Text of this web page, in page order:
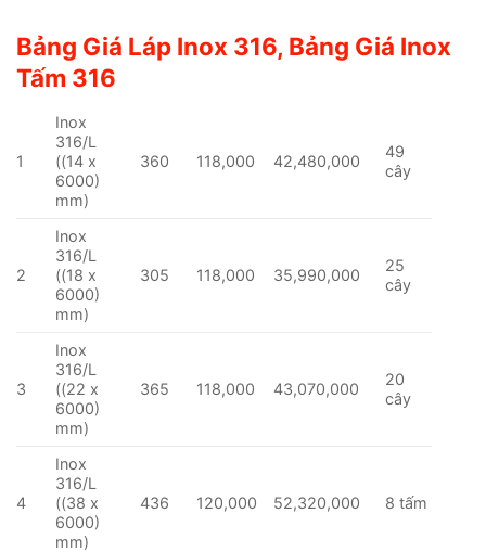
Bảng Giá Láp Inox 316, Bảng Giá Inox
Tấm 316
1
Inox
316/L
((14 x
6000)
mm)
360 118,000 42,480,000
49
cây
2
Inox
316/L
((18 x
6000)
mm)
305 118,000 35,990,000
25
cây
3
Inox
316/L
((22 x
6000)
mm)
365 118,000 43,070,000
20
cây
4
Inox
316/L
((38 x
6000)
mm)
436 120,000 52,320,000 8 tấm